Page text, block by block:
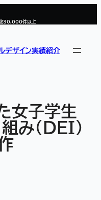
30,000件以上
デザイン実績紹介
女子学生
組み(DEI)